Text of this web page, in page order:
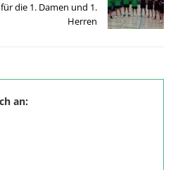
die 1. Damen und 1.
Herren
an: